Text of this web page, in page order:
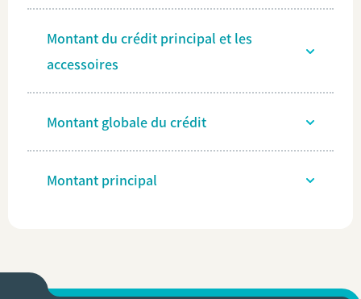
Montant du crédit principal et les
accessoires
Montant globale du crédit
Montant principal